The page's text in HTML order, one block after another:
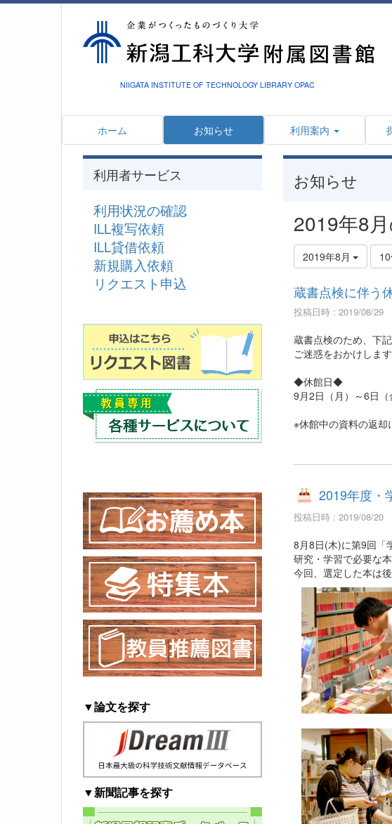
NIIGATA INSTITUTE OF TECHNOLOGY LIBRARY OPAC
ホーム お知らせ 利用案内
お知らせ
2019年8
2019年8月
蔵書点検に伴う
投稿日時 : 2019/08/29
蔵書点検のため、下
ご迷惑をおかけしま
◆休館日◆
9月2日（月）～6日（
※休館中の資料の返却
2019年度・
投稿日時 : 2019/08/20
8月8日(木)に第9回「
研究・学習で必要な
今回、選定した本は
利用者サービス
利用状況の確認
ILL複写依頼
ILL貸借依頼
新規購入依頼
リクエスト申込
▼論文を探す
▼新聞記事を探す